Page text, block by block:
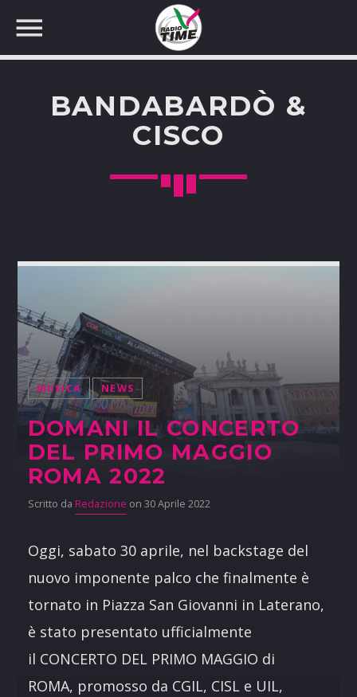
CERCA NEL SITO WEB:
BANDABARDÒ &
CISCO
MUSICA NEWS
DOMANI IL CONCERTO
DEL PRIMO MAGGIO
ROMA 2022
Scritto da Redazione on 30 Aprile 2022
Oggi, sabato 30 aprile, nel backstage del
nuovo imponente palco che finalmente è
tornato in Piazza San Giovanni in Laterano,
è stato presentato ufficialmente
il CONCERTO DEL PRIMO MAGGIO di
ROMA, promosso da CGIL, CISL e UIL,